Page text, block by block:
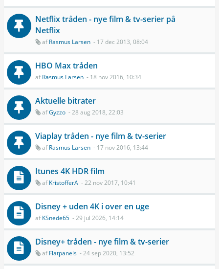
Netflix tråden - nye film & tv-serier på
Netflix
afRasmus Larsen - 17 dec 2013, 08:04
HBO Max tråden
afRasmus Larsen - 18 nov 2016, 10:34
Aktuelle bitrater
afGyzzo - 28 aug 2018, 22:03
Viaplay tråden - nye film & tv-serier
afRasmus Larsen - 17 nov 2016, 13:44
Itunes 4K HDR film
afKristofferA - 22 nov 2017, 10:41
Disney + uden 4K i over en uge
afKSnede65 - 29 jul 2026, 14:14
Disney+ tråden - nye film & tv-serier
afFlatpanels - 24 sep 2020, 13:52